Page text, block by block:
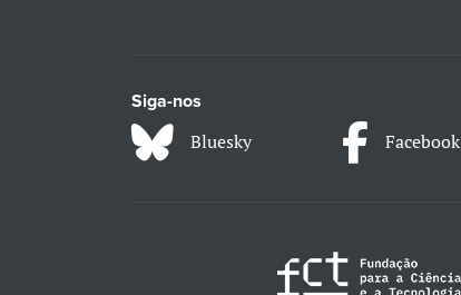
Siga-nos
Bluesky Facebook